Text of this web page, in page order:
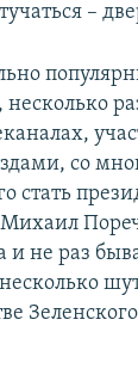
–
со
стать
не раз
несколько